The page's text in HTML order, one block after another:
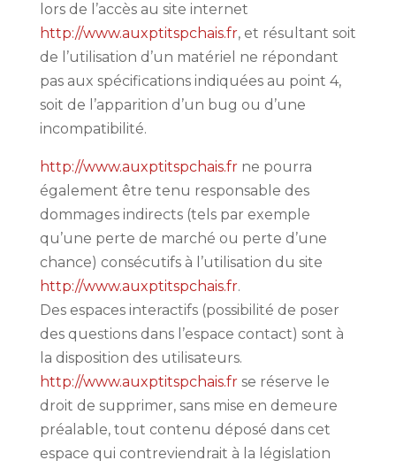
lors de l’accès au site internet
http://www.auxptitspchais.fr, et résultant soit
de l’utilisation d’un matériel ne répondant
pas aux spécifications indiquées au point 4,
soit de l’apparition d’un bug ou d’une
incompatibilité.
http://www.auxptitspchais.frne pourra
également être tenu responsable des
dommages indirects (tels par exemple
qu’une perte de marché ou perte d’une
chance) consécutifs à l’utilisation du site
http://www.auxptitspchais.fr.
Des espaces interactifs (possibilité de poser
des questions dans l’espace contact) sont à
la disposition des utilisateurs.
http://www.auxptitspchais.frse réserve le
droit de supprimer, sans mise en demeure
préalable, tout contenu déposé dans cet
espace qui contreviendrait à la législation